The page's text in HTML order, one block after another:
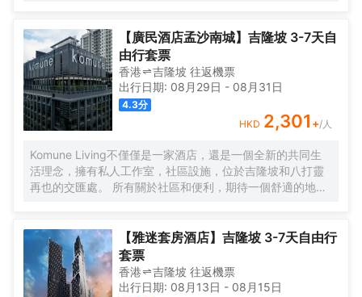
供146間客房和20間套房，客人可專享文華東方會行政貴賓
廊設施的優待。客人可以在房內免費上網。酒店內的餐飲和
酒吧令人更加難忘。客人可以在酒店的7間餐廳，酒吧和休息
室盡情享受或舉辦慶祝活動。酒店設有豐富的會議和宴會設
施，包括一個可容納1,800位賓客的無柱式大宴會廳，鑽石宴
會廳也可容納500位客人。酒店的16個功能室都配備了可用
於研討會，國際會議，展覽，婚禮等活動的視聽設備。文華
東方酒店活力俱樂部及水療中心為賓客提供一個寧靜的氛
圍，完善的健身設備和一流的温泉理療。客人可以在酒店游
泳池內暢遊，欣賞KLCC公園如畫般的風景。
【廣民酒店孟沙南城】吉隆坡 3-7天自
由行套票
香港 吉隆坡 往返機票
出行日期: 08月29日 - 08月31日
4.3分
HKD 2,301 +/人
Komune Living不僅僅是一家酒店，還是一個全新的共同生
活理念，擁有私人工作室，社區設施，位於吉隆坡和八打靈
再也的交匯處。 所有關於社區和便利，期待一個舒適的地方
僅僅是逗留，找到一種生活，工作和娛樂的生活方式。
【雅迷套房酒店】吉隆坡 3-7天自由行
套票
香港 吉隆坡 往返機票
出行日期: 08月13日 - 08月15日